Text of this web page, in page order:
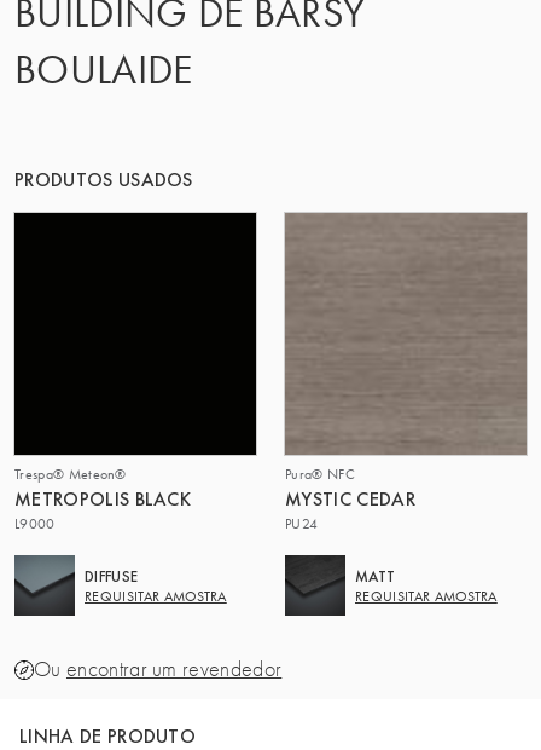
O GRUPO | TRESPA INTERNATIONAL
BUILDING DE BARSY
BOULAIDE
PRODUTOS USADOS
Trespa® Meteon®
METROPOLIS BLACK
L9000
DIFFUSE
REQUISITAR AMOSTRA
Pura® NFC
MYSTIC CEDAR
PU24
MATT
REQUISITAR AMOSTRA
Ou encontrar um revendedor
LINHA DE PRODUTO